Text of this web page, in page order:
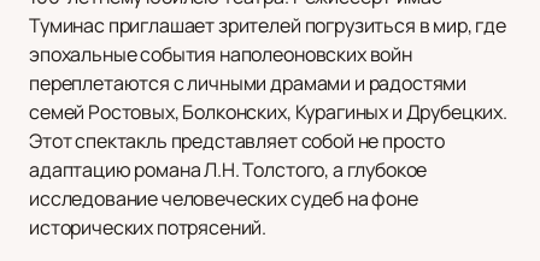
Туминас приглашает зрителей погрузиться в мир, где
эпохальные события наполеоновских войн
переплетаются с личными драмами и радостями
семей Ростовых, Болконских, Курагиных и Друбецких.
Этот спектакль представляет собой не просто
адаптацию романа Л.Н. Толстого, а глубокое
исследование человеческих судеб на фоне
исторических потрясений.